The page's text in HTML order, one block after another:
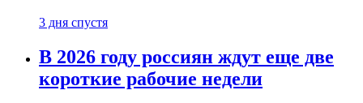
3 дня спустя
В 2026 году россиян ждут еще две
короткие рабочие недели